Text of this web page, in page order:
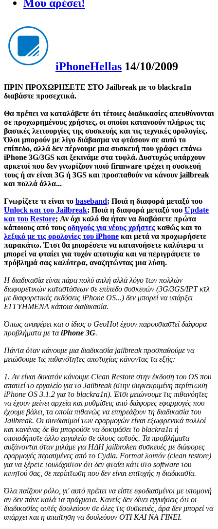
Μου αρέσει!
iPhoneHellas 14/10/2009
ΠΡΙΝ ΠΡΟΧΩΡΗΣΕΤΕ ΣΤΟ Jailbreak με το blackra1n
διαβάστε προσεχτικά.
Θα πρέπει να καταλάβετε ότι τέτοιες διαδικασίες απευθύνονται
σε προχωρημένους χρήστες, οι οποίοι κατανοούν πλήρως τις
βασικές λειτουργίες της συσκευής και τις τεχνικές ορολογίες.
Όλοι μπορούν με λίγο διάβασμα να φτάσουν σε αυτό το
επίπεδο, αλλά δεν πέρνουμε μια συσκευή που γράφει επάνω
iPhone 3G/3GS και ξεκινάμε στα τυφλά. Δυστυχώς υπάρχουν
αρκετοί που δεν γνωρίζουν ποιό firmware τρέχει η συσκευή
τους ή αν είναι 3G ή 3GS και προσπαθούν να κάνουν jailbreak
και πολλά άλλα...
Γνωρίζετε τι είναι το baseband; Ποιά η διαφορά μεταξύ του
Unlock και του Jailbreak; Ποιά η διαφορά μεταξύ του Update
και του Restore; Αν όχι καλό θα ήταν να διαβάσετε πρώτα
κάποιους από τους οδηγούς για νέους χρήστες καθώς και το
λεξικό με τις ορολογίες του iPhone και μετά να προχωρήσετε
παρακάτω. Έτσι θα μπορέσετε να κατανοήσετε καλύτερα τι
μπορεί να φταίει για τυχόν αποτυχία και να περιγράψετε το
πρόβλημά σας καλύτερα, αναζητώντας μια λύση.
Η διαδικασία είναι πάρα πολύ απλή αλλά λόγο των πολλών
διαφορετικών καταστάσεων σε επίπεδο συσκευών (3G/3GS/IPT κτλ
με διαφορετικές εκδόσεις iPhone OS...) δεν μπορεί να υπάρξει
ΕΓΓΥΗΜΕΝΑ κάποια διαδικασία.
Όπως αναφέρει και ο ίδιος ο GeoHot έχουν παρουσιαστεί διάφορα
προβλήματα με ταiPhone 3G.
Πάντα όταν κάνουμε μια διαδικασία jailbreak προσπαθούμε να
μειώσουμε τις πιθανότητες αποτυχίας κάνοντας τα εξής:
1. Αν είναι δυνατόν κάνουμε Clean Restore στην έκδοση του OS που
απαιτεί το εργαλείο για το Jailbreak (στην συγκεκριμένη περίπτωση
iPhone OS 3.1.2 για το blackra1n). Έτσι μειώνουμε τις πιθανόητες
να έχουν μείνει αρχεία και ρυθμίσεις από διάφορες εφαρμογές που
έχουμε βάλει, τα οποία πιθανώς να επηρεάζουν τη διαδικασία του
Jailbreak. Οι συνδιασμοί των εφαρμογών είναι εξωφρενικά πολλοί
και κανένας δε θα μπορούσε να δοκιμάσει το blackra1n ή
οποιοδήποτε άλλο εργαλείο σε όλους αυτούς. Τα προβλήματα
αυξάνονται όταν μιλάμε για ΗΔΗ jailbroken συσκευές με διάφορες
εφαρμογές περασμένες από το Cydia. Format λοιπόν (clean restore)
για να ξέρετε τουλάχιστον ότι δεν φταίει κάτι στο software του
κινητού σας, σε περίπτωση που δεν είναι επιτυχής η διαδικασία.
Όλα παίζουν ρόλο, γι' αυτό πρέπει να είστε εφοδιασμένοι με υπομονή
αν δεν πάνε καλά τα πράγματα. Κανείς δεν δίνει εγγυήσεις ότι οι
διαδικασίες αυτές δουλεύουν σε όλες τις συσκευές, άρα δεν μπορεί να
υπάρχει και η απαίτηση να δουλεύουν ΟΤΙ ΚΑΙ ΝΑ ΓΙΝΕΙ.